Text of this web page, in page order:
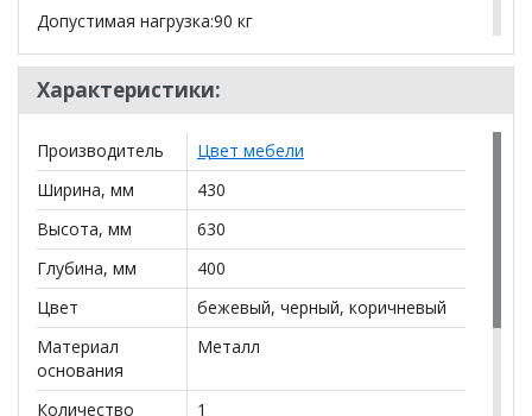
Допустимая нагрузка:90 кг
Высота до сиденья:60-81 см
*Дополнительную информацию о том, как купить
Барный стул BN 1013уточняйте у нашего
менеджера по телефону
**Цены на официальном сайте
действительны только для интернет-магазинаи
могут отличаться от цен в розничных магазинах-
салонах сети!
Характеристики:
Производитель
Цвет мебели
Ширина, мм
430
Высота, мм
630
Глубина, мм
400
Цвет
бежевый, черный, коричневый
Материал
основания
Металл
Количество
1